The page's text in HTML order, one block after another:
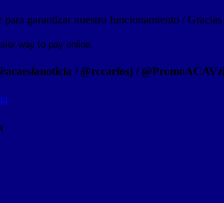
para garantizar nuestro funcionamiento /
/ @rccarlosj /